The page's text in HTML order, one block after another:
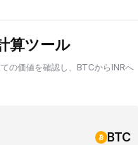
算ツール
の価値を確認し、BTCからINRへ
BTC